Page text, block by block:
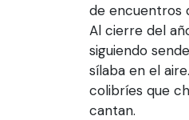
de encuentros
Al cierre del
siguiendo
sílaba en el
colibríes que
cantan.